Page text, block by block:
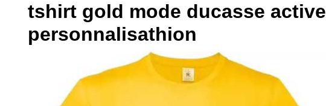
tshirt gold mode ducasse active
personnalisathion